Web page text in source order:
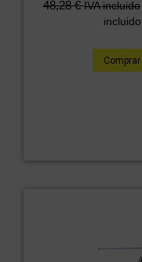
48,28€ IVA incluido
incluido
Comprar